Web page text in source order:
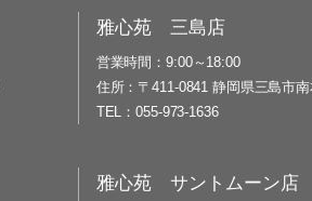
雅心苑 三島店
営業時間
9:00～18:00
住所
〒411-0841 静岡県三島市
TEL
055-973-1636
雅心苑 サントムーン店